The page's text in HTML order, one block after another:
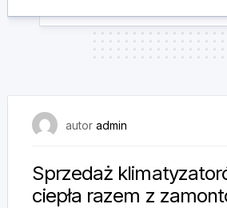
autor admin
Sprzedaż
ciepła razem z